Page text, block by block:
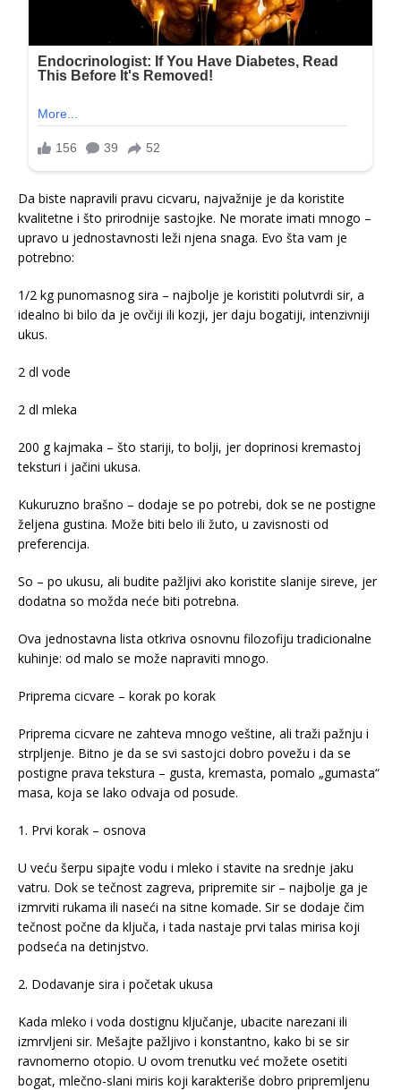
Da biste napravili pravu cicvaru, najvažnije je da koristite
kvalitetne i što prirodnije sastojke. Ne morate imati mnogo –
upravo u jednostavnosti leži njena snaga. Evo šta vam je
potrebno:
1/2 kg punomasnog sira – najbolje je koristiti polutvrdi sir, a
idealno bi bilo da je ovčiji ili kozji, jer daju bogatiji, intenzivniji
ukus.
2 dl vode
2 dl mleka
200 g kajmaka – što stariji, to bolji, jer doprinosi kremastoj
teksturi i jačini ukusa.
Kukuruzno brašno – dodaje se po potrebi, dok se ne postigne
željena gustina. Može biti belo ili žuto, u zavisnosti od
preferencija.
So – po ukusu, ali budite pažljivi ako koristite slanije sireve, jer
dodatna so možda neće biti potrebna.
Ova jednostavna lista otkriva osnovnu filozofiju tradicionalne
kuhinje: od malo se može napraviti mnogo.
Priprema cicvare – korak po korak
Priprema cicvare ne zahteva mnogo veštine, ali traži pažnju i
strpljenje. Bitno je da se svi sastojci dobro povežu i da se
postigne prava tekstura – gusta, kremasta, pomalo „gumasta“
masa, koja se lako odvaja od posude.
1. Prvi korak – osnova
U veću šerpu sipajte vodu i mleko i stavite na srednje jaku
vatru. Dok se tečnost zagreva, pripremite sir – najbolje ga je
izmrviti rukama ili naseći na sitne komade. Sir se dodaje čim
tečnost počne da ključa, i tada nastaje prvi talas mirisa koji
podseća na detinjstvo.
2. Dodavanje sira i početak ukusa
Kada mleko i voda dostignu ključanje, ubacite narezani ili
izmrvljeni sir. Mešajte pažljivo i konstantno, kako bi se sir
ravnomerno otopio. U ovom trenutku već možete osetiti
bogat, mlečno-slani miris koji karakteriše dobro pripremljenu